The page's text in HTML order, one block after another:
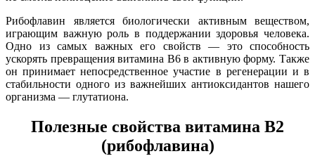
Рибофлавин является биологически активным веществом,
играющим важную роль в поддержании здоровья человека.
Одно из самых важных его свойств — это способность
ускорять превращения витамина В6 в активную форму. Также
он принимает непосредственное участие в регенерации и в
стабильности одного из важнейших антиоксидантов нашего
организма — глутатиона.
Полезные свойства витамина В2
(рибофлавина)